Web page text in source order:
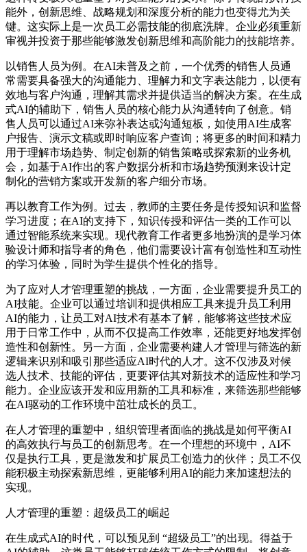
能外，创新思维、战略规划和深度分析的能力也变得尤为关
键。这实际上是一次员工必需技能的彻底洗牌。企业必须重新
审视并投资于那些能够激发创新思维和高阶能力的技能培养。
以销售人员为例。在AI未普及之前，一个优秀的销售人员通
常需要具备强大的沟通能力、理解力和文字表达能力，以便有
效地与客户沟通，理解其需求并提供适当的解决方案。在生成
式AI的辅助下，销售人员的核心能力从沟通转向了创意。销
售人员可以通过AI来弥补表达或沟通短板，如使用AI生成客
户报告、演示文稿或即时响应客户查询；将更多的时间和精力
用于理解市场趋势、制定创新的销售策略或探索新的业务机
会，如基于AI作出的客户数据分析和市场趋势预测来设计定
制化的营销方案或开发新的客户细分市场。
再以教育工作为例。过去，教师的主要任务是传授知识和监督
学习进度；在AI的支持下，知识传授和评估一类的工作可以
通过智能系统来实现。现代教育工作者更多地扮演的是学习体
验设计师和指导者的角色，他们需要设计富有创造性和互动性
的学习体验，同时为学生提供个性化的指导。
为了应对人才管理重塑的挑战，一方面，企业需要提升员工的
AI技能。企业可以通过培训和提供相应工具来提升员工利用
AI的能力，让员工对AI技术有基本了解，能够将这些技术应
用于日常工作中，从而不仅提高工作效率，还能更好地发挥创
造性和创新性。另一方面，企业需要构建人才管理与筛选的新
逻辑来识别和吸引那些适应AI时代的人才。这不仅涉及对候
选人技术、技能的评估，更要评估其对新技术的适应性和学习
能力。企业应该开发和应用新的工具和标准，来筛选那些能够
在AI驱动的工作环境中茁壮成长的员工。
在人才管理的重塑中，组织管理者面临的挑战是如何平衡AI
的高效执行与员工的创新思考。在一个理想的环境中，AI不
仅是执行工具，更是激发和扩展员工创造力的伙伴；员工不仅
能积极主动探索新思维，更能够利用AI的能力来加速想法的
实现。
人才管理的重塑：超级员工的崛起
在生成式AI的时代，可以预见到 “超级员工”的出现。得益于